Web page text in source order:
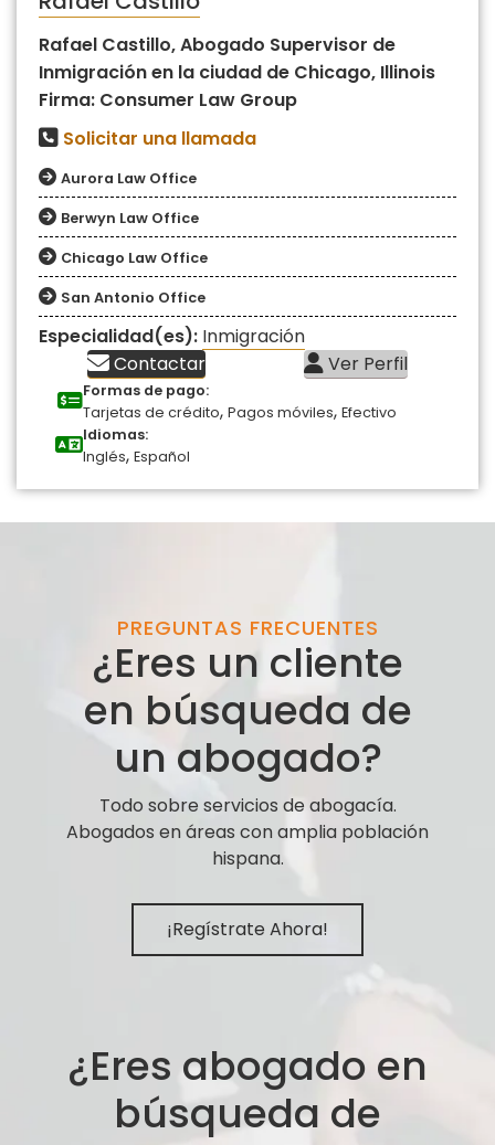
Rafael Castillo, Abogado Supervisor de
Inmigración en la ciudad de Chicago, Illinois
Firma: Consumer Law Group
Solicitar una llamada
Aurora Law Office
Berwyn Law Office
Chicago Law Office
San Antonio Office
Especialidad(es): Inmigración
Contactar
Ver Perfil
Formas de pago:
Tarjetas de crédito, Pagos móviles, Efectivo
Idiomas:
Inglés, Español
PREGUNTAS FRECUENTES
¿Eres un cliente
en búsqueda de
un abogado?
Todo sobre servicios de abogacía.
Abogados en áreas con amplia población
hispana.
¡Regístrate Ahora!
¿Eres abogado en
búsqueda de